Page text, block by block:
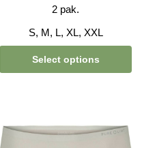
2 pak.
S, M, L, XL, XXL
Select options